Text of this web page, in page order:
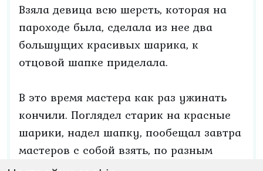
Взяла девица всю шерсть, которая на
пароходе была, сделала из нее два
большущих красивых шарика, к
отцовой шапке приделала.
В это время мастера как раз ужинать
кончили. Поглядел старик на красные
шарики, надел шапку, пообещал завтра
мастеров с собой взять, по разным
местам поводить, пусть посмотрят. На